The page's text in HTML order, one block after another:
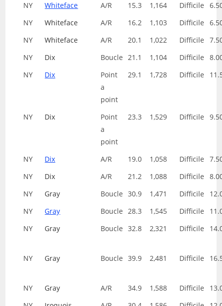
NY
Whiteface A/R 15.3 1,164 Difficile
NY
Whiteface A/R 16.2 1,103 Difficile
NY
Whiteface A/R 20.1 1,022 Difficile
NY
Dix Boucle 21.1 1,104 Difficile
NY
Dix
Point
a
point
29.1 1,728 Difficile
NY Dix
Point
a
point
23.3 1,529 Difficile
NY Dix A/R 19.0 1,058 Difficile
NY
Dix A/R 21.2 1,088 Difficile
NY
Gray Boucle 30.9 1,471 Difficile
NY
Gray Boucle 28.3 1,545 Difficile
NY
Gray Boucle 32.8 2,321 Difficile
NY Gray Boucle 39.9 2,481 Difficile
NY Gray A/R 34.9 1,588 Difficile